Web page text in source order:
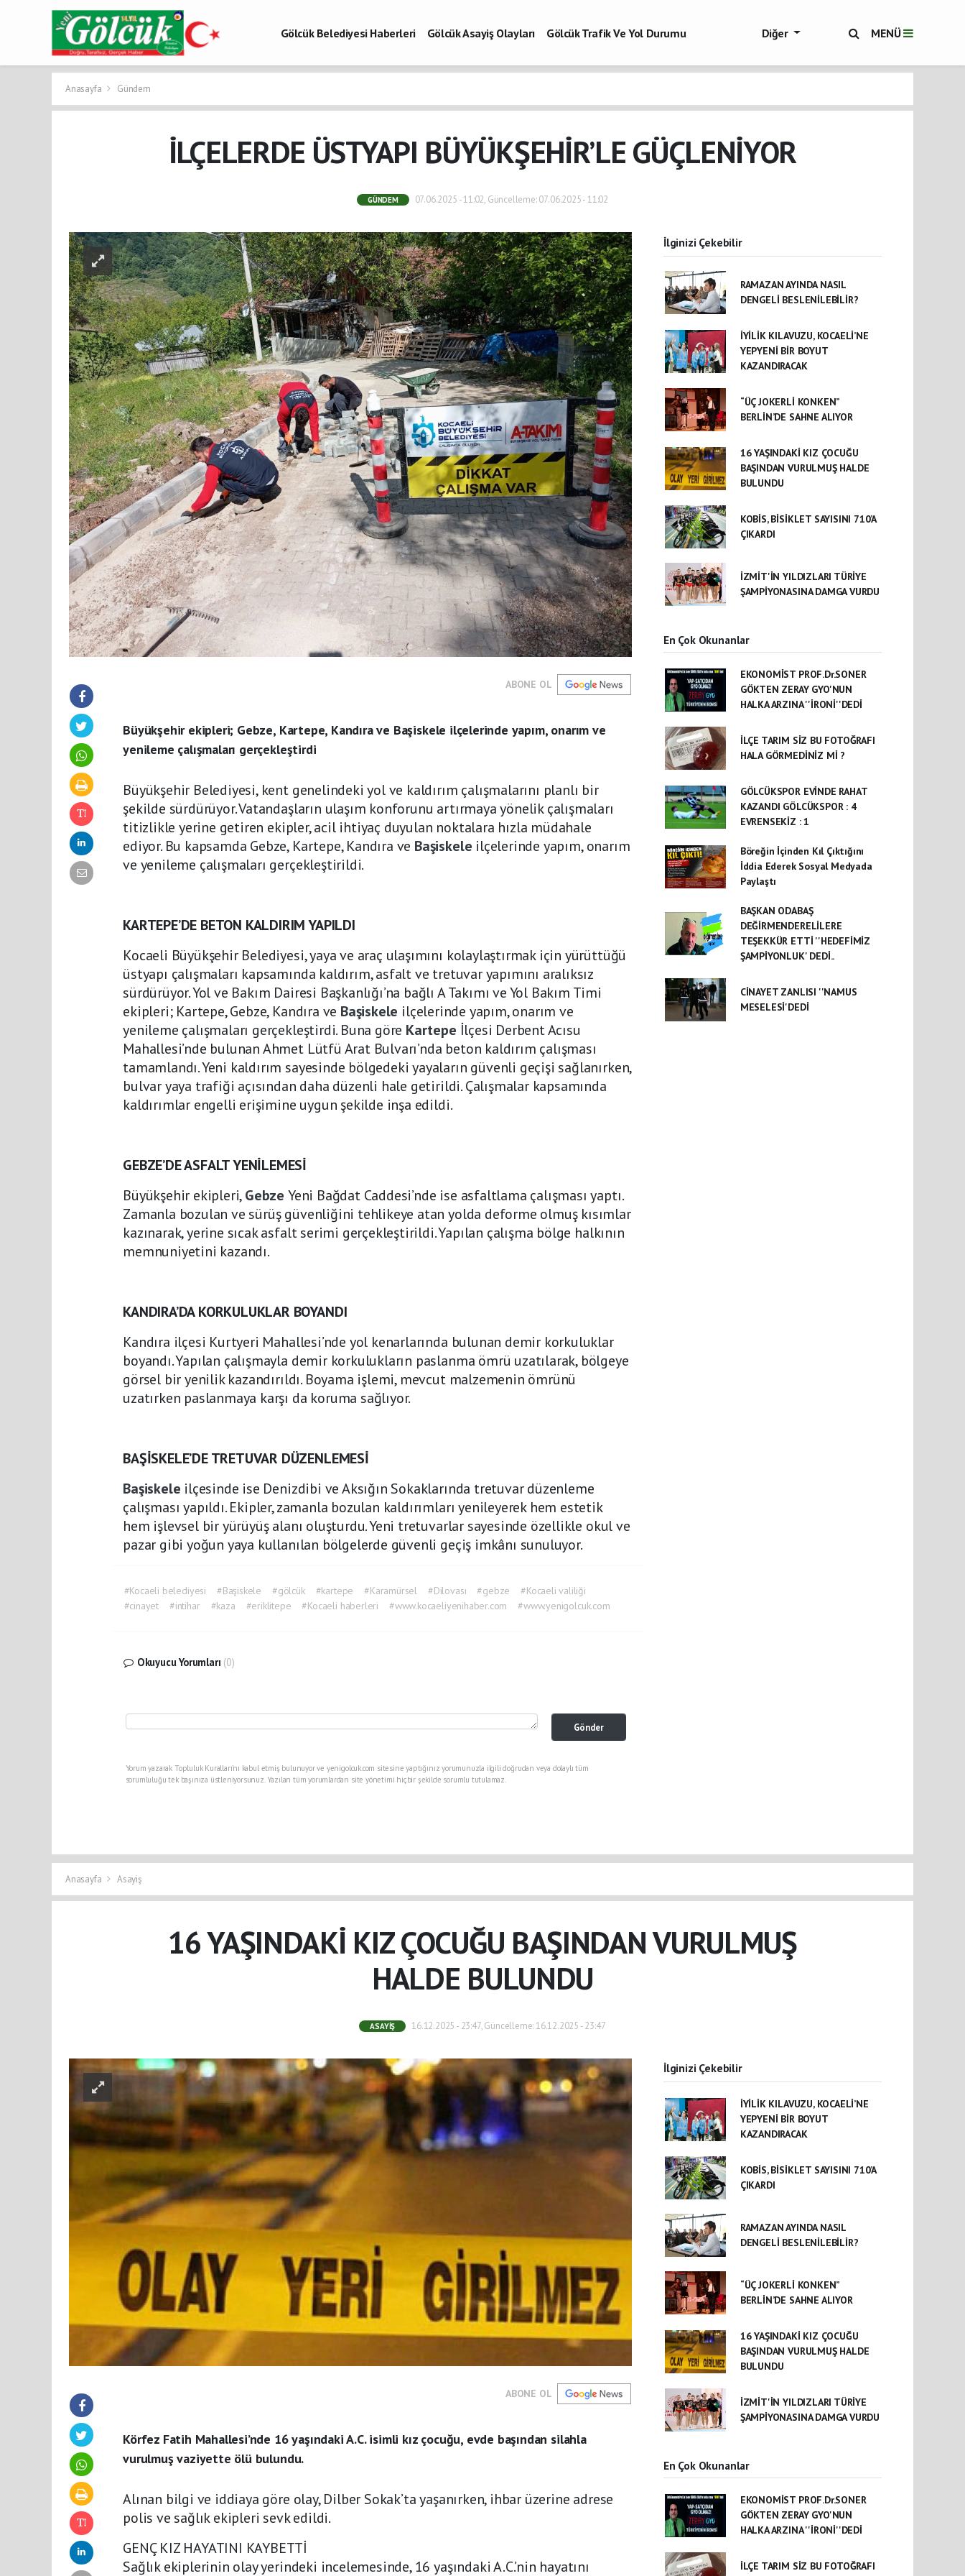
Gölcük Belediyesi Haberleri Gölcük Asayiş Olayları
Gölcük Trafik Ve Yol Durumu
Diğer MENÜ
Anasayfa Gündem
İLÇELERDE ÜSTYAPI BÜYÜKŞEHİR’LE GÜÇLENİYOR
GÜNDEM 07.06.2025 - 11:02, Güncelleme: 07.06.2025 - 11:02
ABONE OL
Büyükşehir ekipleri; Gebze, Kartepe, Kandıra ve Başiskele ilçelerinde yapım, onarım ve
yenileme çalışmaları gerçekleştirdi
Büyükşehir Belediyesi, kent genelindeki yol ve kaldırım çalışmalarını planlı bir
şekilde sürdürüyor. Vatandaşların ulaşım konforunu artırmaya yönelik çalışmaları
titizlikle yerine getiren ekipler, acil ihtiyaç duyulan noktalara hızla müdahale
ediyor. Bu kapsamda Gebze, Kartepe, Kandıra ve Başiskele ilçelerinde yapım, onarım
ve yenileme çalışmaları gerçekleştirildi.
KARTEPE’DE BETON KALDIRIM YAPILDI
Kocaeli Büyükşehir Belediyesi, yaya ve araç ulaşımını kolaylaştırmak için yürüttüğü
üstyapı çalışmaları kapsamında kaldırım, asfalt ve tretuvar yapımını aralıksız
sürdürüyor. Yol ve Bakım Dairesi Başkanlığı’na bağlı A Takımı ve Yol Bakım Timi
ekipleri; Kartepe, Gebze, Kandıra ve Başiskele ilçelerinde yapım, onarım ve
yenileme çalışmaları gerçekleştirdi. Buna göre Kartepe İlçesi Derbent Acısu
Mahallesi’nde bulunan Ahmet Lütfü Arat Bulvarı’nda beton kaldırım çalışması
tamamlandı. Yeni kaldırım sayesinde bölgedeki yayaların güvenli geçişi sağlanırken,
bulvar yaya trafiği açısından daha düzenli hale getirildi. Çalışmalar kapsamında
kaldırımlar engelli erişimine uygun şekilde inşa edildi.
GEBZE’DE ASFALT YENİLEMESİ
Büyükşehir ekipleri,Gebze Yeni Bağdat Caddesi’nde ise asfaltlama çalışması yaptı.
Zamanla bozulan ve sürüş güvenliğini tehlikeye atan yolda deforme olmuş kısımlar
kazınarak, yerine sıcak asfalt serimi gerçekleştirildi. Yapılan çalışma bölge halkının
memnuniyetini kazandı.
KANDIRA’DA KORKULUKLAR BOYANDI
Kandıra ilçesi Kurtyeri Mahallesi’nde yol kenarlarında bulunan demir korkuluklar
boyandı. Yapılan çalışmayla demir korkulukların paslanma ömrü uzatılarak, bölgeye
görsel bir yenilik kazandırıldı. Boyama işlemi, mevcut malzemenin ömrünü
uzatırken paslanmaya karşı da koruma sağlıyor.
BAŞİSKELE’DE TRETUVAR DÜZENLEMESİ
Başiskele ilçesinde ise Denizdibi ve Aksığın Sokaklarında tretuvar düzenleme
çalışması yapıldı. Ekipler, zamanla bozulan kaldırımları yenileyerek hem estetik
hem işlevsel bir yürüyüş alanı oluşturdu. Yeni tretuvarlar sayesinde özellikle okul ve
pazar gibi yoğun yaya kullanılan bölgelerde güvenli geçiş imkânı sunuluyor.
#Kocaeli belediyesi #Başiskele #gölcük #kartepe #Karamürsel #Dilovası #gebze
#Kocaeli valiliği
#cinayet
#intihar #kaza #eriklitepe #Kocaeli haberleri #www.kocaeliyenihaber.com #www.yenigolcuk.com
Okuyucu Yorumları (0)
Gönder
Yorum yazarak Topluluk Kuralları’nı kabul etmiş bulunuyor ve yenigolcuk.com sitesine yaptığınız yorumunuzla ilgili doğrudan veya dolaylı tüm
sorumluluğu tek başınıza üstleniyorsunuz. Yazılan tüm yorumlardan site yönetimi hiçbir şekilde sorumlu tutulamaz.
İlginizi Çekebilir
RAMAZAN AYINDA NASIL
DENGELİ BESLENİLEBİLİR?
İYİLİK KILAVUZU, KOCAELİ’NE
YEPYENİ BİR BOYUT
KAZANDIRACAK
“ÜÇ JOKERLİ KONKEN”
BERLİN’DE SAHNE ALIYOR
16 YAŞINDAKİ KIZ ÇOCUĞU
BAŞINDAN VURULMUŞ HALDE
BULUNDU
KOBİS, BİSİKLET SAYISINI 710’A
ÇIKARDI
İZMİT'İN YILDIZLARI TÜRİYE
ŞAMPİYONASINA DAMGA VURDU
En Çok Okunanlar
EKONOMİST PROF.Dr.SONER
GÖKTEN ZERAY GYO'NUN
HALKA ARZINA ''İRONİ''DEDİ
İLÇE TARIM SİZ BU FOTOĞRAFI
HALA GÖRMEDİNİZ Mİ ?
GÖLCÜKSPOR EVİNDE RAHAT
KAZANDI GÖLCÜKSPOR : 4
EVRENSEKİZ : 1
Böreğin İçinden Kıl Çıktığını
İddia Ederek Sosyal Medyada
Paylaştı
BAŞKAN ODABAŞ
DEĞİRMENDERELİLERE
TEŞEKKÜR ETTİ ''HEDEFİMİZ
ŞAMPİYONLUK' DEDİ..
CİNAYET ZANLISI ''NAMUS
MESELESİ'DEDİ
Anasayfa Asayiş
16 YAŞINDAKİ KIZ ÇOCUĞU BAŞINDAN VURULMUŞ
HALDE BULUNDU
ASAYIŞ 16.12.2025 - 23:47, Güncelleme: 16.12.2025 - 23:47
ABONE OL
Körfez Fatih Mahallesi’nde 16 yaşındaki A.C. isimli kız çocuğu, evde başından silahla
vurulmuş vaziyette ölü bulundu.
Alınan bilgi ve iddiaya göre olay, Dilber Sokak’ta yaşanırken, ihbar üzerine adrese
polis ve sağlık ekipleri sevk edildi.
GENÇ KIZ HAYATINI KAYBETTİ
Sağlık ekiplerinin olay yerindeki incelemesinde, 16 yaşındaki A.C.’nin hayatını
İlginizi Çekebilir
İYİLİK KILAVUZU, KOCAELİ’NE
YEPYENİ BİR BOYUT
KAZANDIRACAK
KOBİS, BİSİKLET SAYISINI 710’A
ÇIKARDI
RAMAZAN AYINDA NASIL
DENGELİ BESLENİLEBİLİR?
“ÜÇ JOKERLİ KONKEN”
BERLİN’DE SAHNE ALIYOR
16 YAŞINDAKİ KIZ ÇOCUĞU
BAŞINDAN VURULMUŞ HALDE
BULUNDU
İZMİT'İN YILDIZLARI TÜRİYE
ŞAMPİYONASINA DAMGA VURDU
En Çok Okunanlar
EKONOMİST PROF.Dr.SONER
GÖKTEN ZERAY GYO'NUN
HALKA ARZINA ''İRONİ''DEDİ
İLÇE TARIM SİZ BU FOTOĞRAFI